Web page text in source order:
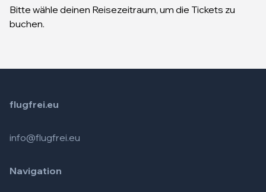
Bitte wähle deinen Reisezeitraum, um die Tickets zu
buchen.
flugfrei.eu
info@flugfrei.eu
Navigation